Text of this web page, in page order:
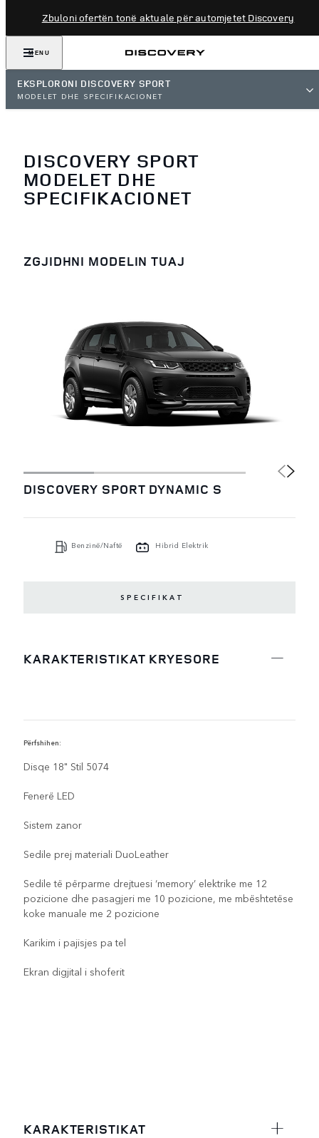
Zbuloni ofertën tonë aktuale për automjetet Discovery
MENU
EKSPLORONI DISCOVERY SPORT
MODELET DHE SPECIFIKACIONET
DISCOVERY SPORT
MODELET DHE
SPECIFIKACIONET
ZGJIDHNI MODELIN TUAJ
DISCOVERY SPORT DYNAMIC S
Benzinë/Naftë Hibrid Elektrik
SPECIFIKAT
KARAKTERISTIKAT KRYESORE
Përfshihen:
Disqe 18" Stil 5074
Fenerë LED
Sistem zanor
Sedile prej materiali DuoLeather
Sedile të përparme drejtuesi ‘memory’ elektrike me 12
pozicione dhe pasagjeri me 10 pozicione, me mbështetëse
koke manuale me 2 pozicione
Karikim i pajisjes pa tel
Ekran digjital i shoferit
KARAKTERISTIKAT